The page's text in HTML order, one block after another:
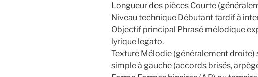
Longueur des pièces Courte
Niveau technique Débutant tardif à
Objectif principal Phrasé mélodique
lyrique legato.
Texture Mélodie (généralement
simple à gauche (accords brisés,